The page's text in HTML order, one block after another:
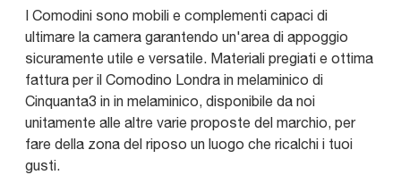
I Comodini sono mobili e complementi capaci di
ultimare la camera garantendo un'area di appoggio
sicuramente utile e versatile. Materiali pregiati e ottima
fattura per il Comodino Londra in melaminico di
Cinquanta3 in in melaminico, disponibile da noi
unitamente alle altre varie proposte del marchio, per
fare della zona del riposo un luogo che ricalchi i tuoi
gusti.